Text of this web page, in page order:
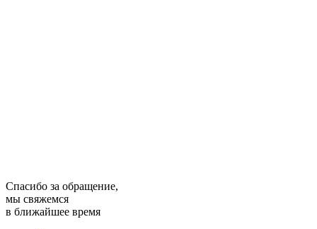
Спасибо за обращение,
мы свяжемся
в ближайшее время